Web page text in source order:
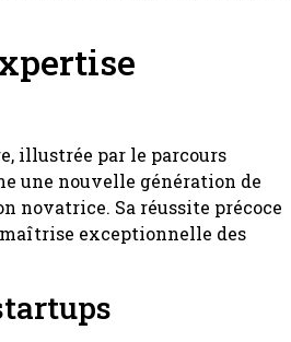
illustrée par le parcours
une nouvelle génération de
Sa réussite précoce
exceptionnelle des